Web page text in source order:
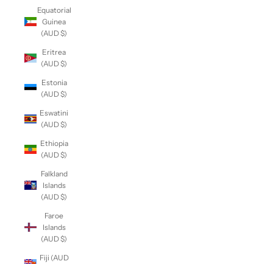
Equatorial
Guinea
(AUD $)
Eritrea
(AUD $)
Estonia
(AUD $)
Eswatini
(AUD $)
Ethiopia
(AUD $)
Falkland
Islands
(AUD $)
Faroe
Islands
(AUD $)
Fiji (AUD